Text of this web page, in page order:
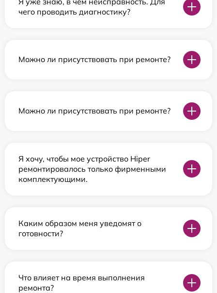
чего проводить диагностику?
Можно ли присутствовать при ремонте?
Можно ли присутствовать при ремонте?
Я хочу, чтобы мое устройство Hiper
ремонтировалось только фирменными
комплектующими.
Каким образом меня уведомят о
готовности?
Что влияет на время выполнения
ремонта?